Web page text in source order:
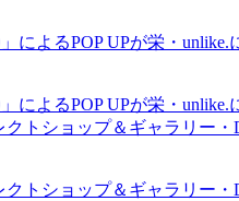
によるPOP UPが栄・
によるPOP UPが栄・
トショップ＆ギャラリー
トショップ＆ギャラリー